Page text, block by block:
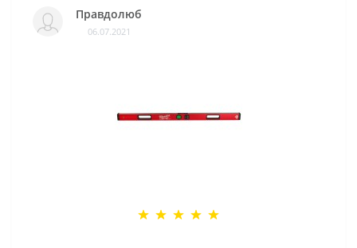
Правдолюб
06.07.2021